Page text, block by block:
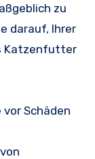
zu
darauf, Ihrer
Katzenfutter
vor Schäden